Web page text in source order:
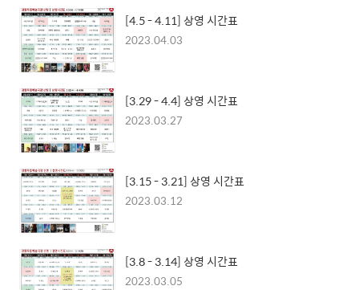
[4.5 - 4.11] 상영 시간표
2023.04.03
[3.29 - 4.4] 상영 시간표
2023.03.27
[3.15 - 3.21] 상영 시간표
2023.03.12
[3.8 - 3.14] 상영 시간표
2023.03.05